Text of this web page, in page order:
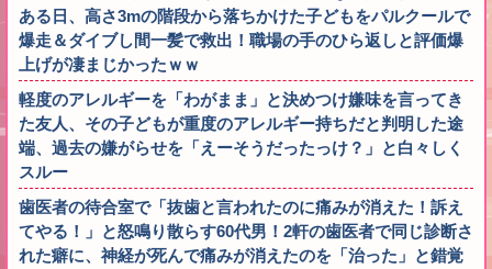
ある日、高さ3mの階段から落ちかけた子どもをパルクールで
爆走＆ダイブし間一髪で救出！職場の手のひら返しと評価爆
上げが凄まじかったｗｗ
軽度のアレルギーを「わがまま」と決めつけ嫌味を言ってき
た友人、その子どもが重度のアレルギー持ちだと判明した途
端、過去の嫌がらせを「えーそうだったっけ？」と白々しく
スルー
歯医者の待合室で「抜歯と言われたのに痛みが消えた！訴え
てやる！」と怒鳴り散らす60代男！2軒の歯医者で同じ診断さ
れた癖に、神経が死んで痛みが消えたのを「治った」と錯覚